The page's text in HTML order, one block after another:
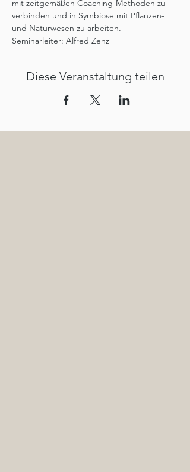
mit zeitgemäßen Coaching-Methoden zu
verbinden und in Symbiose mit Pflanzen-
und Naturwesen zu arbeiten.
Seminarleiter: Alfred Zenz
Diese Veranstaltung teilen